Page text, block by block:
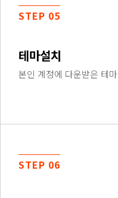
STEP 05
테마설치
본인 계정에 다운받은 테
STEP 06